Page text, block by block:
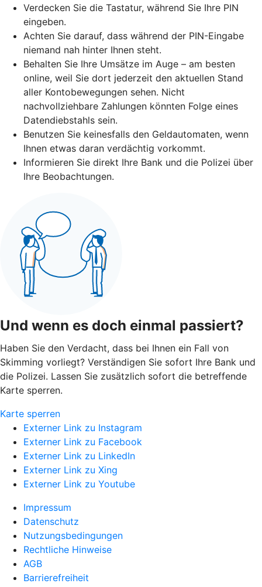
Verdecken Sie die Tastatur, während Sie Ihre PIN
eingeben.
Achten Sie darauf, dass während der PIN-Eingabe
niemand nah hinter Ihnen steht.
Behalten Sie Ihre Umsätze im Auge – am besten
online, weil Sie dort jederzeit den aktuellen Stand
aller Kontobewegungen sehen. Nicht
nachvollziehbare Zahlungen könnten Folge eines
Datendiebstahls sein.
Benutzen Sie keinesfalls den Geldautomaten, wenn
Ihnen etwas daran verdächtig vorkommt.
Informieren Sie direkt Ihre Bank und die Polizei über
Ihre Beobachtungen.
Und wenn es doch einmal passiert?
Haben Sie den Verdacht, dass bei Ihnen ein Fall von
Skimming vorliegt? Verständigen Sie sofort Ihre Bank und
die Polizei. Lassen Sie zusätzlich sofort die betreffende
Karte sperren.
Karte sperren
Externer Link zu Instagram
Externer Link zu Facebook
Externer Link zu LinkedIn
Externer Link zu Xing
Externer Link zu Youtube
Impressum
Datenschutz
Nutzungsbedingungen
Rechtliche Hinweise
AGB
Barrierefreiheit